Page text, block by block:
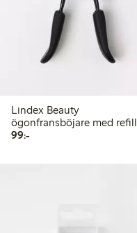
Lindex Beauty
ögonfransböjare med refill
99:-99,00 kr